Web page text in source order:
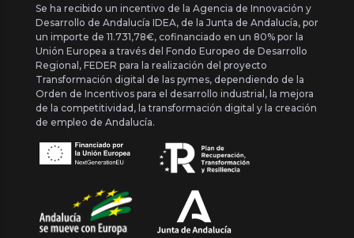
Se ha recibido un incentivo de la Agencia de Innovación y
Desarrollo de Andalucía IDEA, de la Junta de Andalucía, por
un importe de 11.731,78€, cofinanciado en un 80% por la
Unión Europea a través del Fondo Europeo de Desarrollo
Regional, FEDER para la realización del proyecto
Transformación digital de las pymes, dependiendo de la
Orden de Incentivos para el desarrollo industrial, la mejora
de la competitividad, la transformación digital y la creación
de empleo de Andalucía.